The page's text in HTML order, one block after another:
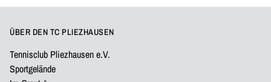
ÜBER DEN TC PLIEZHAUSEN
Tennisclub Pliezhausen e.V.
Sportgelände